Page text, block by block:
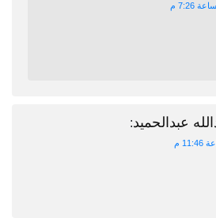
عبدالحميد: